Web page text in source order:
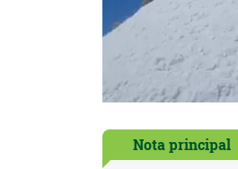
Nota principal